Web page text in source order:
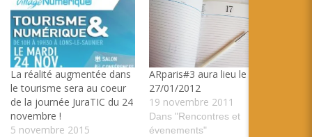
La réalité augmentée dans
le tourisme sera au coeur
de la journée JuraTIC du 24
novembre !
5 novembre 2015
ARparis#3 aura lieu le
27/01/2012
19 novembre 2011
Dans "Rencontres et
évenements"